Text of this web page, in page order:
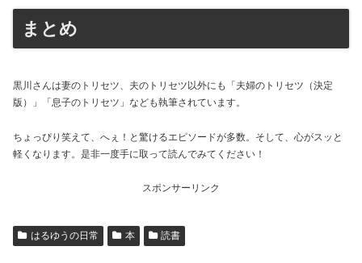
まとめ
黒川さんは妻のトリセツ、夫のトリセツ以外にも「夫婦のトリセツ（決定
版）」「息子のトリセツ」なども執筆されています。
ちょっぴり笑えて、へぇ！と驚けるエピソードが多数。そして、心がスッと
軽くなります。是非一度手に取って読んでみてください！
スポンサーリンク
はるゆうの日常 本 読書